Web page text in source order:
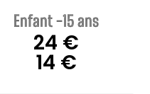
Enfant -15 ans
24 €
14 €